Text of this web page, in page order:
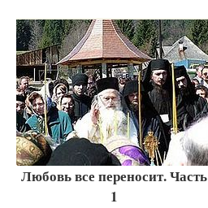
Любовь все переносит. Часть
1